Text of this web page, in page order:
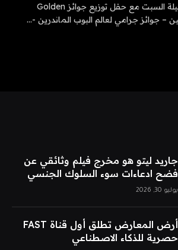
انفجرت ساحة تايبيه ليلة السبت مع حفل توزيع جوائز Golden
جاريد ليتو هو مخرج فيلم وثائقي عن
فضح ادعاءات سوء السلوك الجنسي
يوليو 30, 2026
أرض المعارض تطلق أول قناة FAST
حصرية للذكاء الاصطناعي